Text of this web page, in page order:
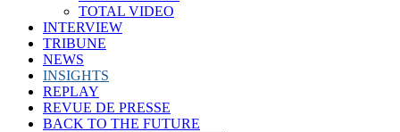
TOTAL VIDEO
INTERVIEW
TRIBUNE
NEWS
INSIGHTS
REPLAY
REVUE DE PRESSE
BACK TO THE FUTURE